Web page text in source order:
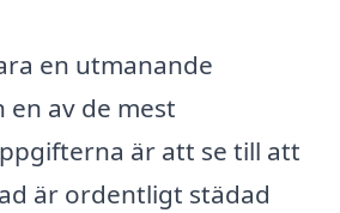
en utmanande
en av de mest
är att se till att
är ordentligt städad